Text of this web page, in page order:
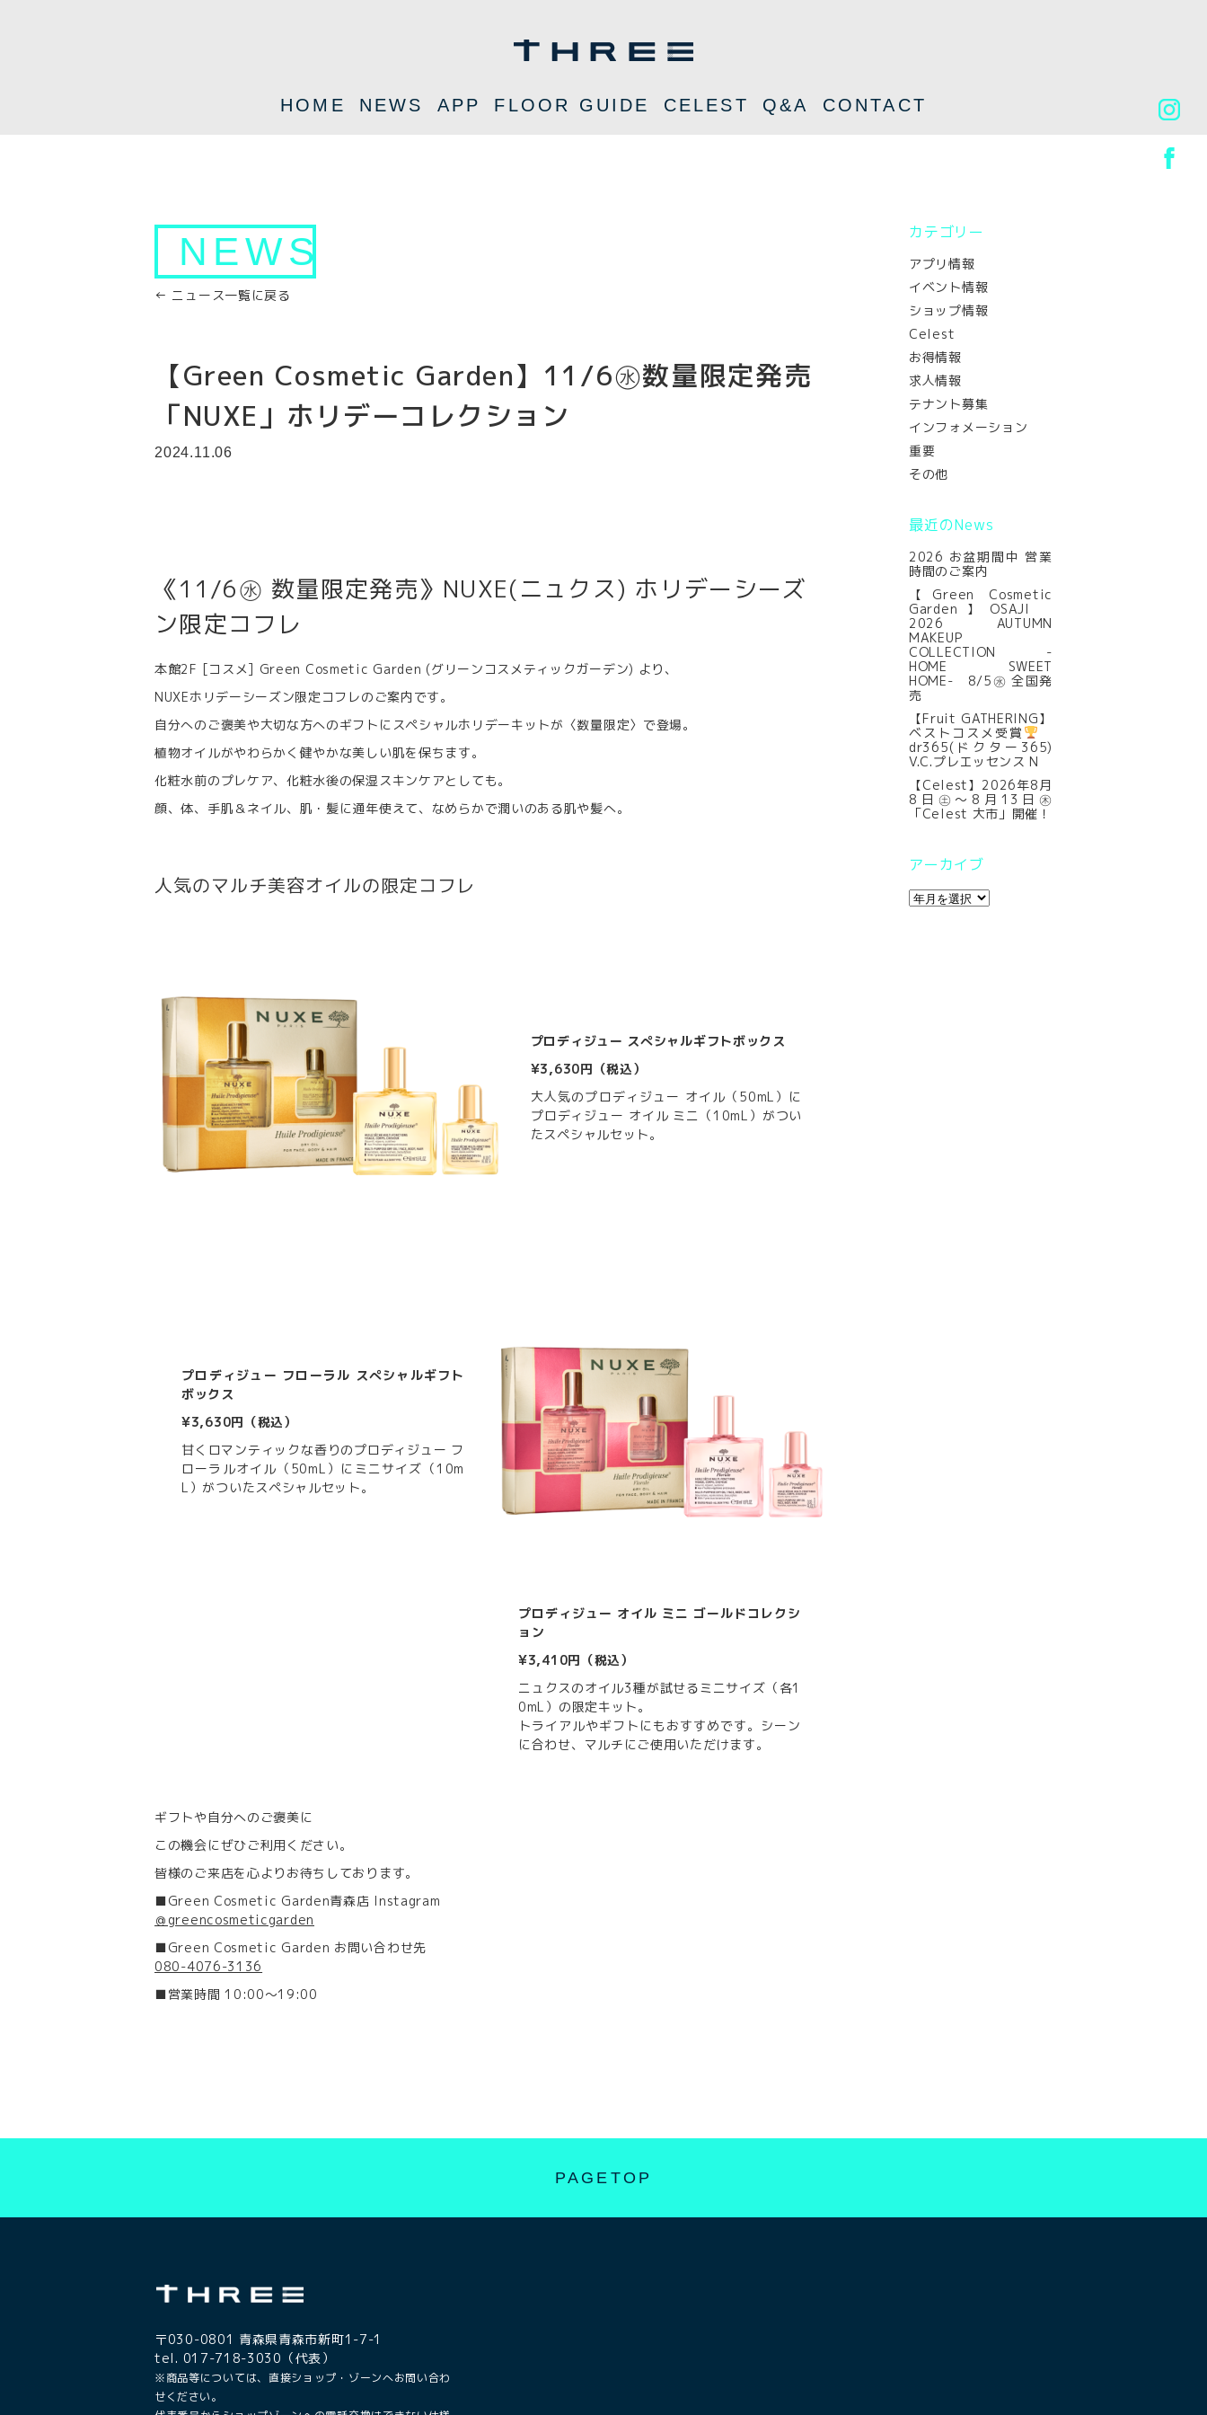
HOME NEWS APP FLOOR GUIDE CELEST Q&A CONTACT
NEWS
← ニュース一覧に戻る
【Green Cosmetic Garden】11/6㊌数量限定発売
「NUXE」ホリデーコレクション
2024.11.06
《11/6㊌ 数量限定発売》NUXE(ニュクス) ホリデーシーズ
ン限定コフレ
本館2F [コスメ] Green Cosmetic Garden (グリーンコスメティックガーデン) より、
NUXEホリデーシーズン限定コフレのご案内です。
自分へのご褒美や大切な方へのギフトにスペシャルホリデーキットが〈数量限定〉で登場。
植物オイルがやわらかく健やかな美しい肌を保ちます。
化粧水前のプレケア、化粧水後の保湿スキンケアとしても。
顔、体、手肌＆ネイル、肌・髪に通年使えて、なめらかで潤いのある肌や髪へ。
人気のマルチ美容オイルの限定コフレ
プロディジュー スぺシャルギフトボックス
¥3,630円（税込）
大人気のプロディジュー オイル（50mL）に
プロディジュー オイル ミニ（10mL）がつい
たスペシャルセット。
プロディジュー フローラル スぺシャルギフト
ボックス
¥3,630円（税込）
甘くロマンティックな香りのプロディジュー フ
ローラルオイル（50mL）にミニサイズ（10m
L）がついたスペシャルセット。
プロディジュー オイル ミニ ゴールドコレクシ
ョン
¥3,410円（税込）
ニュクスのオイル3種が試せるミニサイズ（各1
0mL）の限定キット。
トライアルやギフトにもおすすめです。シーン
に合わせ、マルチにご使用いただけます。
ギフトや自分へのご褒美に
この機会にぜひご利用ください。
皆様のご来店を心よりお待ちしております。
■Green Cosmetic Garden青森店 Instagram
＠greencosmeticgarden
■Green Cosmetic Garden お問い合わせ先
080-4076-3136
■営業時間 10:00～19:00
カテゴリー
アプリ情報
イベント情報
ショップ情報
Celest
お得情報
求人情報
テナント募集
インフォメーション
重要
その他
最近のNews
2026 お盆期間中 営業
時間のご案内
【Green Cosmetic
Garden】OSAJI
2026 AUTUMN
MAKEUP
COLLECTION -
HOME SWEET
HOME- 8/5㊌ 全国発
売
【Fruit GATHERING】
ベストコスメ受賞
dr365(ドクター365)
V.C.プレエッセンス N
【Celest】2026年8月
8日㊏～8月13日㊍
「Celest 大市」開催！
アーカイブ
PAGETOP
〒030-0801 青森県青森市新町1-7-1
tel. 017-718-3030（代表）
※商品等については、直接ショップ・ゾーンへお問い合わ
せください。